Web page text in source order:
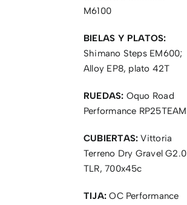
M6100
BIELAS Y PLATOS:
Shimano Steps EM600;
Alloy EP8, plato 42T
RUEDAS: Oquo Road
Performance RP25TEAM
CUBIERTAS: Vittoria
Terreno Dry Gravel G2.0
TLR, 700x45c
TIJA: OC Performance